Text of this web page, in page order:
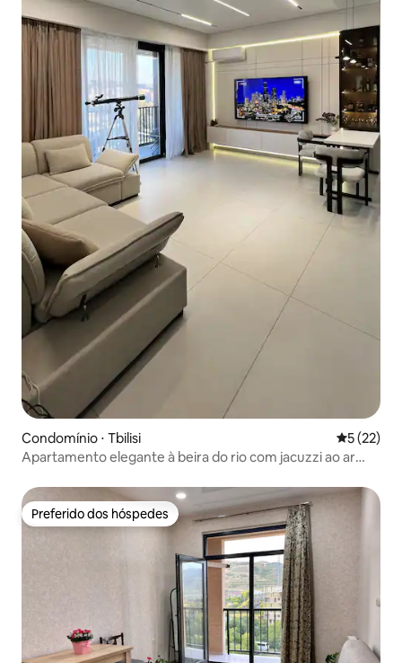
Condomínio ⋅ Tbilisi 5 de uma
5 (22)
Apartamento elegante à beira do rio com jacuzzi ao ar
Preferido dos hóspedes
Preferido dos hóspedes